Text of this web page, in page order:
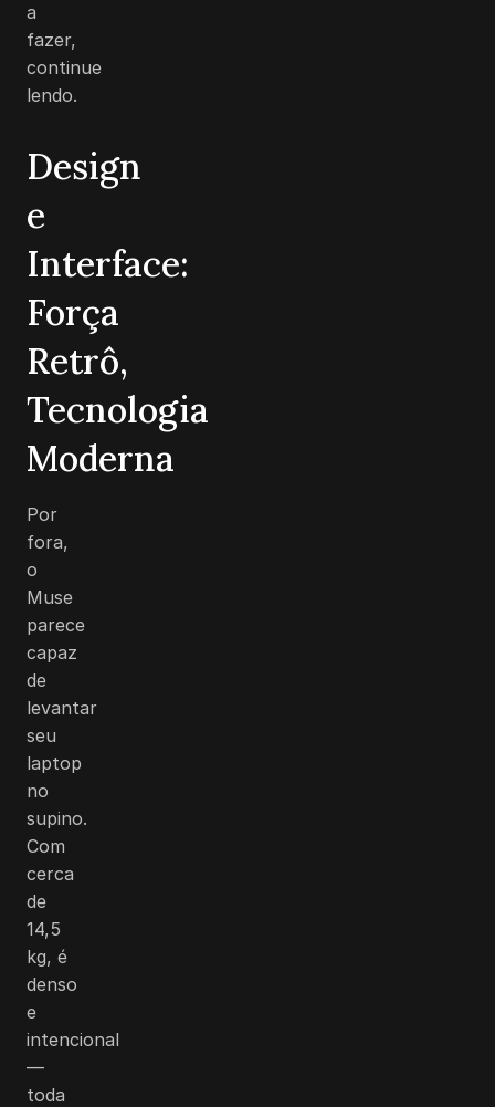
a
fazer,
continue
lendo.
Design
e
Interface:
Força
Retrô,
Tecnologia
Moderna
Por
fora,
o
Muse
parece
capaz
de
levantar
seu
laptop
no
supino.
Com
cerca
de
14,5
kg, é
denso
e
intencional
—
toda